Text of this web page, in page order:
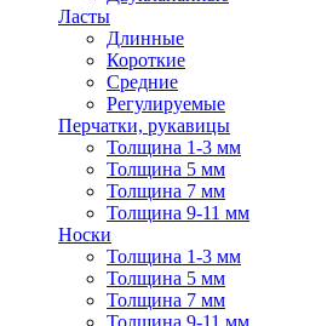
Ласты
Длинные
Короткие
Средние
Регулируемые
Перчатки, рукавицы
Толщина 1-3 мм
Толщина 5 мм
Толщина 7 мм
Толщина 9-11 мм
Носки
Толщина 1-3 мм
Толщина 5 мм
Толщина 7 мм
Толщина 9-11 мм